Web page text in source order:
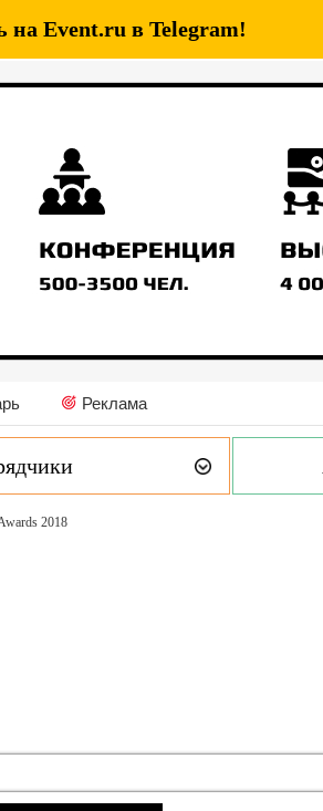
Event.ru в Telegram!
Реклама
2018